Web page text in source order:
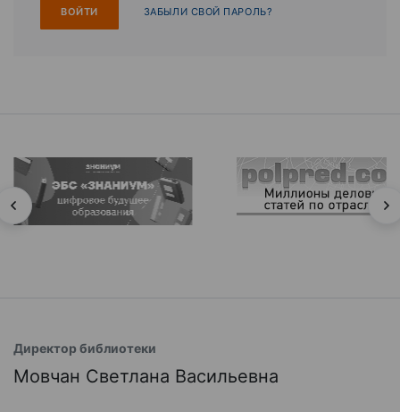
ЗАБЫЛИ СВОЙ ПАРОЛЬ?
Директор библиотеки
Мовчан Светлана Васильевна